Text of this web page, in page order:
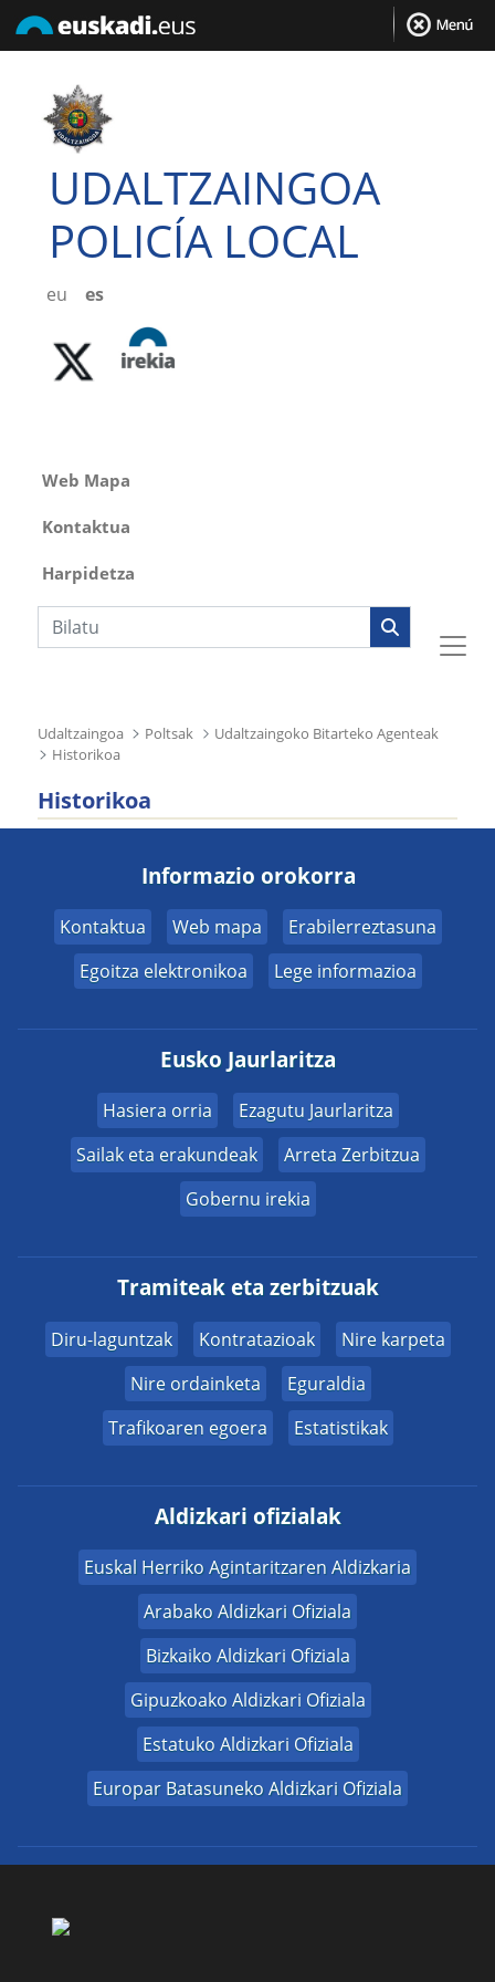
UDALTZAINGOA
POLICÍA LOCAL
eu es
Web Mapa
Kontaktua
Harpidetza
Bilaketa
Udaltzaingoa Poltsak
Udaltzaingoko Bitarteko Agenteak
Historikoa
Historikoa
Informazio orokorra
Kontaktua Web mapa
Erabilerreztasuna
Egoitza elektronikoa
Lege informazioa
Eusko Jaurlaritza
Hasiera orria
Ezagutu Jaurlaritza
Sailak eta erakundeak
Arreta Zerbitzua
Gobernu irekia
Tramiteak eta zerbitzuak
Diru-laguntzak Kontratazioak
Nire karpeta
Nire ordainketa
Eguraldia
Trafikoaren egoera
Estatistikak
Aldizkari ofizialak
Euskal Herriko Agintaritzaren Aldizkaria
Arabako Aldizkari Ofiziala
Bizkaiko Aldizkari Ofiziala
Gipuzkoako Aldizkari Ofiziala
Estatuko Aldizkari Ofiziala
Europar Batasuneko Aldizkari Ofiziala